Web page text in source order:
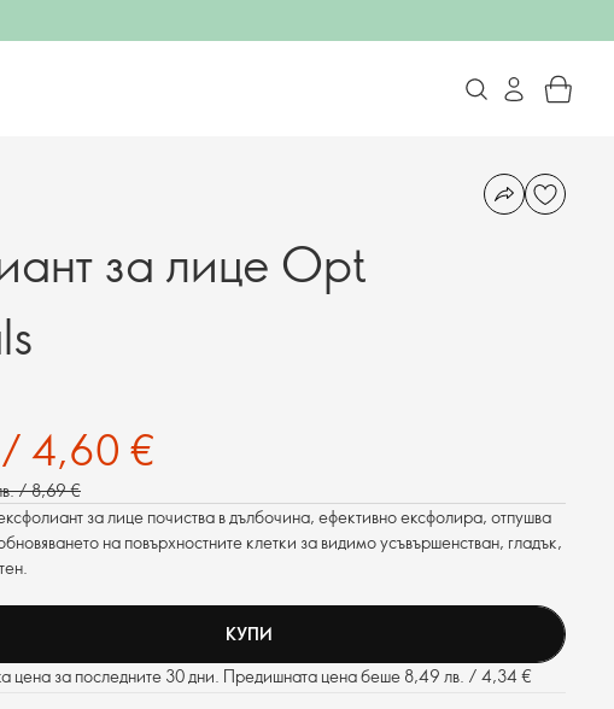
за лице Opt
4,60 €
/ 8,69 €
за лице почиства в дълбочина, ефективно ексфолира, отпушва
на повърхностните клетки за видимо усъвършенстван, гладък,
КУПИ
цена за последните 30 дни. Предишната цена беше 8,49 лв. / 4,34 €